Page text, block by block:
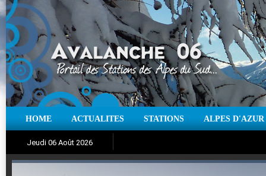
HOME ACTUALITES STATIONS ALPES D'AZUR
Jeudi 06 Août 2026